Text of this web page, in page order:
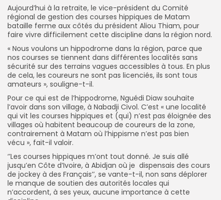
Aujourd’hui à la retraite, le vice-président du Comité
régional de gestion des courses hippiques de Matam
bataille ferme aux côtés du président Aliou Thiam, pour
faire vivre difficilement cette discipline dans la région nord.
« Nous voulons un hippodrome dans la région, parce que
nos courses se tiennent dans différentes localités sans
sécurité sur des terrains vagues accessibles à tous. En plus
de cela, les coureurs ne sont pas licenciés, ils sont tous
amateurs », souligne-t-il.
Pour ce qui est de l’hippodrome, Nguédi Diaw souhaite
l’avoir dans son village, à Nabadji Civol. C’est « une localité
qui vit les courses hippiques et (qui) n’est pas éloignée des
villages où habitent beaucoup de coureurs de la zone,
contrairement à Matam où l’hippisme n’est pas bien
vécu », fait-il valoir.
‘’Les courses hippiques m’ont tout donné. Je suis allé
jusqu’en Côte d’Ivoire, à Abidjan où je dispensais des cours
de jockey à des Français’’, se vante-t-il, non sans déplorer
le manque de soutien des autorités locales qui
n’accordent, à ses yeux, aucune importance à cette